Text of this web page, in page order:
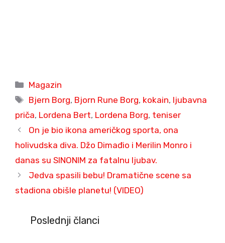
Categories
Magazin
Tags
Bjern Borg, Bjorn Rune Borg, kokain, ljubavna
priča, Lordena Bert, Lordena Borg, teniser
On je bio ikona američkog sporta, ona
holivudska diva. Džo Dimađio i Merilin Monro i
danas su SINONIM za fatalnu ljubav.
Jedva spasili bebu! Dramatične scene sa
stadiona obišle planetu! (VIDEO)
Poslednji članci